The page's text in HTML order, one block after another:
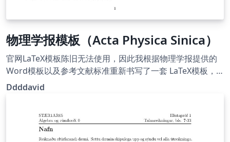
物理学报模板（Acta Physica Sinica）
官网LaTeX模板陈旧无法使用，因此我根据物理学报提供的
Word模板以及参考文献标准重新书写了一套 LaTeX模板，
可以在TeXLive 2021 及更新版本正常使用。 注意需要用
he/LaTexTemplate_ActaPhysicaSinica
Ddddavid